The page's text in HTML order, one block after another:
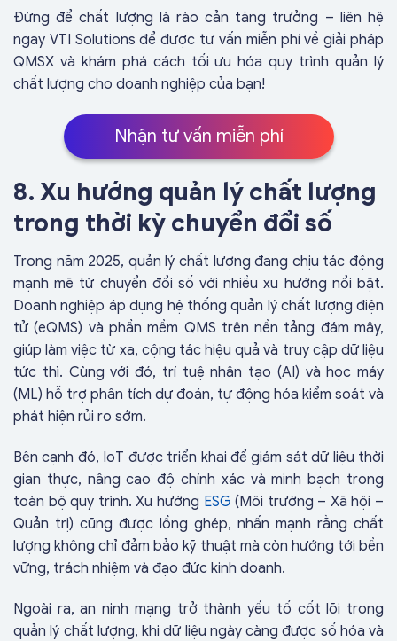
Đừng để chất lượng là rào cản tăng trưởng – liên hệ
ngay VTI Solutions để được tư vấn miễn phí về giải pháp
QMSX và khám phá cách tối ưu hóa quy trình quản lý
chất lượng cho doanh nghiệp của bạn!
Nhận tư vấn miễn phí
8. Xu hướng quản lý chất lượng
trong thời kỳ chuyển đổi số
Trong năm 2025, quản lý chất lượng đang chịu tác động
mạnh mẽ từ chuyển đổi số với nhiều xu hướng nổi bật.
Doanh nghiệp áp dụng hệ thống quản lý chất lượng điện
tử (eQMS) và phần mềm QMS trên nền tảng đám mây,
giúp làm việc từ xa, cộng tác hiệu quả và truy cập dữ liệu
tức thì. Cùng với đó, trí tuệ nhân tạo (AI) và học máy
(ML) hỗ trợ phân tích dự đoán, tự động hóa kiểm soát và
phát hiện rủi ro sớm.
Bên cạnh đó, IoT được triển khai để giám sát dữ liệu thời
gian thực, nâng cao độ chính xác và minh bạch trong
toàn bộ quy trình. Xu hướng ESG (Môi trường – Xã hội –
Quản trị) cũng được lồng ghép, nhấn mạnh rằng chất
lượng không chỉ đảm bảo kỹ thuật mà còn hướng tới bền
vững, trách nhiệm và đạo đức kinh doanh.
Ngoài ra, an ninh mạng trở thành yếu tố cốt lõi trong
quản lý chất lượng, khi dữ liệu ngày càng được số hóa và